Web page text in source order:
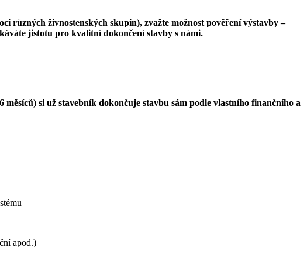
různých živnostenských skupin), zvažte možnost pověření výstavby –
jistotu pro kvalitní dokončení stavby s námi.
si už stavebník dokončuje stavbu sám podle vlastního finančního a
apod.)